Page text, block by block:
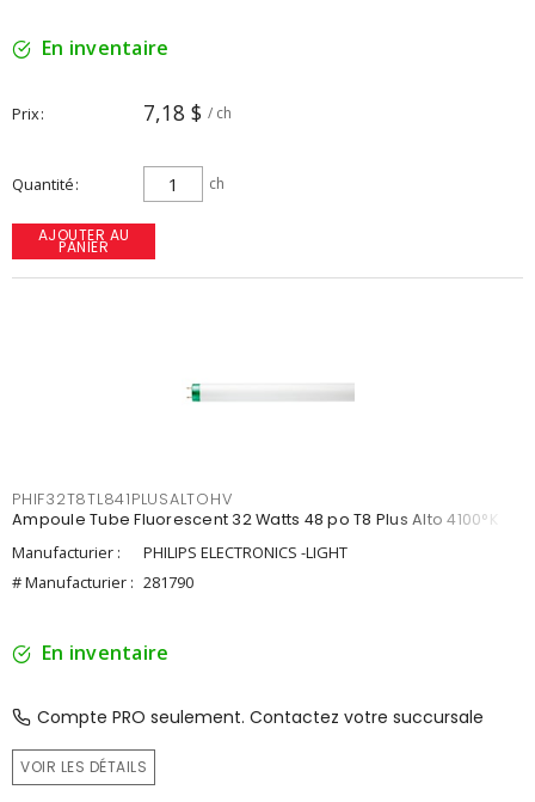
En inventaire
Prix 7,18 $ / ch
Quantité ch
AJOUTER AU
PANIER
PHIF32T8TL841PLUSALTOHV
Ampoule Tube Fluorescent 32 Watts 48 po T8 Plus Alto 4100°K
Manufacturier :
PHILIPS ELECTRONICS -LIGHT
# Manufacturier : 281790
En inventaire
Compte PRO seulement. Contactez votre succursale
VOIR LES DÉTAILS